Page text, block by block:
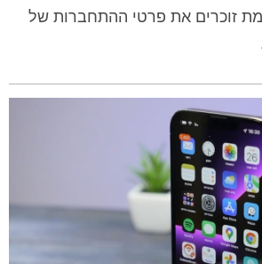
זוכרים את פרטי ההתחברות של